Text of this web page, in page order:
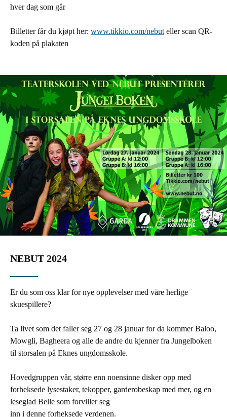
hver dag som går
Billetter får du kjøpt her: www.tikkio.com/nebut eller scan QR-
koden på plakaten
NEBUT 2024
Er du som oss klar for nye opplevelser med våre herlige
skuespillere?
Ta livet som det faller seg 27 og 28 januar for da kommer Baloo,
Mowgli, Bagheera og alle de andre du kjenner fra Jungelboken
til storsalen på Eknes ungdomsskole.
Hovedgruppen vår, større enn noensinne disker opp med
forheksede lysestaker, tekopper, garderobeskap med mer, og en
leseglad Belle som forviller seg
inn i denne forheksede verdenen.